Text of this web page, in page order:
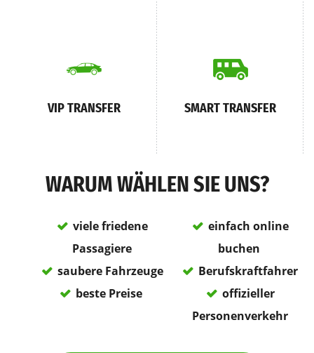
VIP TRANSFER SMART TRANSFER
WARUM WÄHLEN SIE UNS?
viele friedene
Passagiere
saubere Fahrzeuge
beste Preise
einfach online
buchen
Berufskraftfahrer
offizieller
Personenverkehr